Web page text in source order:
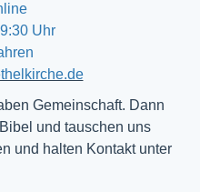
Uhr
Gemeinschaft. Dann
und tauschen uns
und halten Kontakt unter